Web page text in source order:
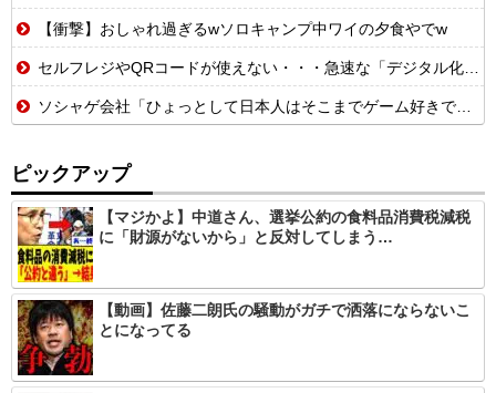
【衝撃】おしゃれ過ぎるwソロキャンプ中ワイの夕食やでw
セルフレジやQRコードが使えない・・・急速な「デジタル化」に取り残される60代母、結婚をためらう娘の苦悩
ソシャゲ会社「ひょっとして日本人はそこまでゲーム好きではないのでは…？」
ピックアップ
【マジかよ】中道さん、選挙公約の食料品消費税減税
に「財源がないから」と反対してしまう…
【動画】佐藤二朗氏の騒動がガチで洒落にならないこ
とになってる